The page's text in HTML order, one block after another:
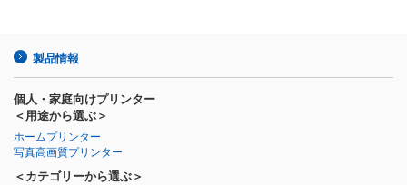
製品情報
個人・家庭向けプリンター
＜用途から選ぶ＞
ホームプリンター
写真高画質プリンター
＜カテゴリーから選ぶ＞